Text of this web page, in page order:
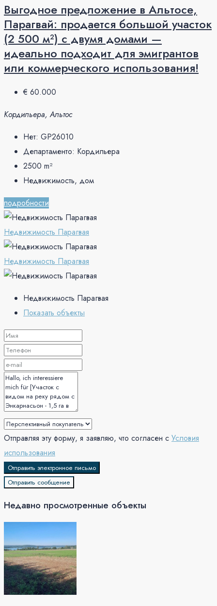
Выгодное предложение в Альтосе,
Парагвай: продается большой участок
(2 500 м²) с двумя домами —
идеально подходит для эмигрантов
или коммерческого использования!
€ 60.000
Кордильера, Альтос
Нет: GP26010
Департаменто: Кордильера
2500 m²
Недвижимость, дом
подробности
Недвижимость Парагвая
Недвижимость Парагвая
Недвижимость Парагвая
Показать объекты
Отправляя эту форму, я заявляю, что согласен с Условия
использования
Отправить электронное письмо
Отправить сообщение
Недавно просмотренные объекты